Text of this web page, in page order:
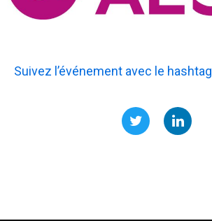
Suivez l’événement avec le hashtag